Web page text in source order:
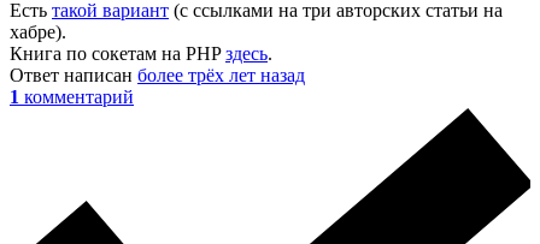
Есть такой вариант (с ссылками на три авторских статьи на
хабре).
Книга по сокетам на PHPздесь.
Ответ написан более трёх лет назад
1 комментарий